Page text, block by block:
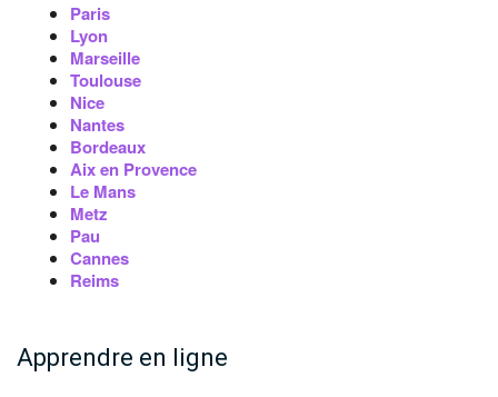
Paris
Lyon
Marseille
Toulouse
Nice
Nantes
Bordeaux
Aix en Provence
Le Mans
Metz
Pau
Cannes
Reims
Apprendre en ligne